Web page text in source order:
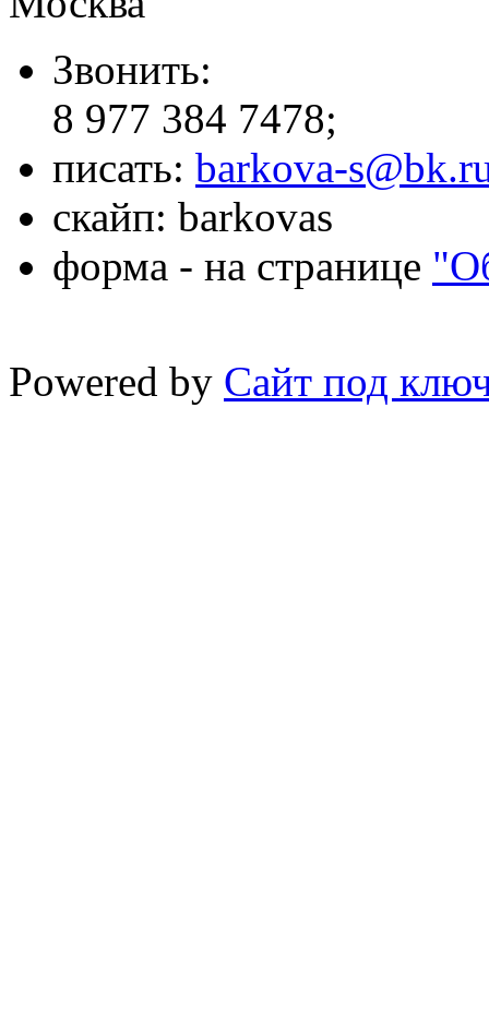
Звонить:
8 977 384 7478;
писать: barkova-
скайп: barkovas
форма - на странице
Powered by Сайт под